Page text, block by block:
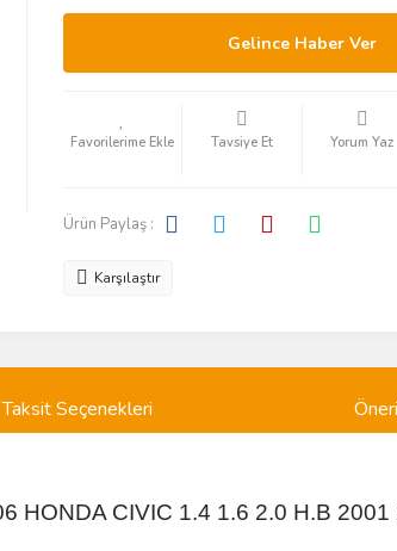
Gelince Haber Ver
Tavsiye Et Yorum Yaz
Ürün Paylaş :
Karşılaştır
Taksit Seçenekleri
HONDA CIVIC 1.4 1.6 2.0 H.B